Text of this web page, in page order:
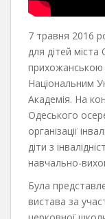
7 травня 2016
для дітей міста
Національним
Академія. На
Одеського
організації
діти з
навчально-
Була
вистава за